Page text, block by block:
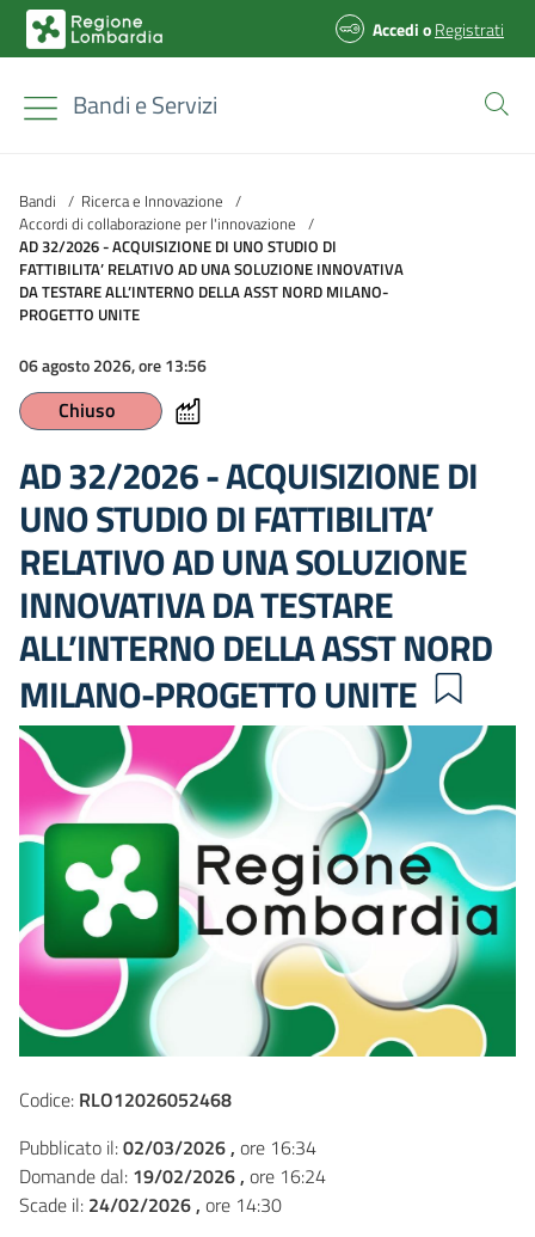
AccedioRegistrati
Bandi e Servizi
Bandi / Ricerca e Innovazione /
Accordi di collaborazione per l'innovazione /
AD 32/2026 - ACQUISIZIONE DI UNO STUDIO DI
FATTIBILITA’ RELATIVO AD UNA SOLUZIONE INNOVATIVA
DA TESTARE ALL’INTERNO DELLA ASST NORD MILANO-
PROGETTO UNITE
06 agosto 2026, ore 13:56
Chiuso
AD 32/2026 - ACQUISIZIONE DI
UNO STUDIO DI FATTIBILITA’
RELATIVO AD UNA SOLUZIONE
INNOVATIVA DA TESTARE
ALL’INTERNO DELLA ASST NORD
MILANO-PROGETTO UNITE
Codice: RLO12026052468
Pubblicato il:02/03/2026 , ore 16:34
Domande dal: 19/02/2026 , ore 16:24
Scade il: 24/02/2026 , ore 14:30